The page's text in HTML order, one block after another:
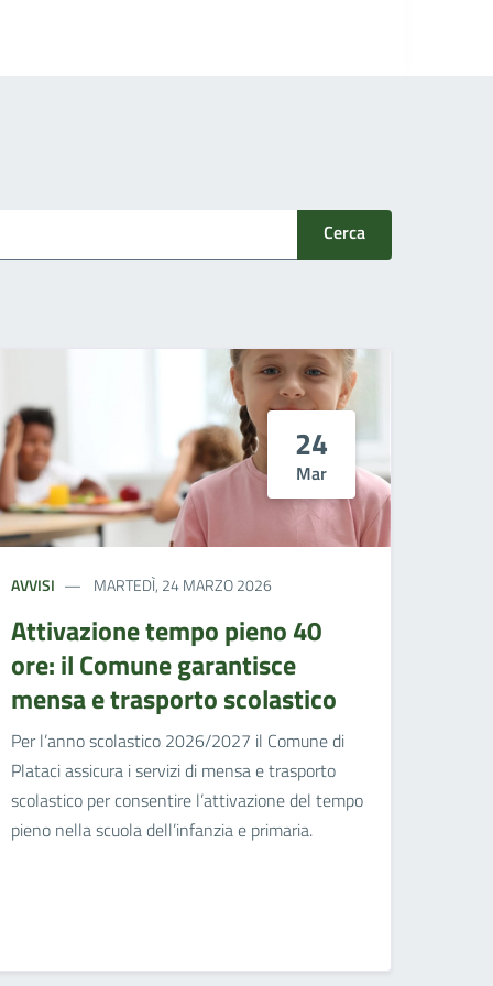
Cerca
24
Mar
AVVISI MARTEDÌ, 24 MARZO 2026
Attivazione tempo pieno 40
ore: il Comune garantisce
mensa e trasporto scolastico
Per l’anno scolastico 2026/2027 il Comune di
Plataci assicura i servizi di mensa e trasporto
scolastico per consentire l’attivazione del tempo
pieno nella scuola dell’infanzia e primaria.